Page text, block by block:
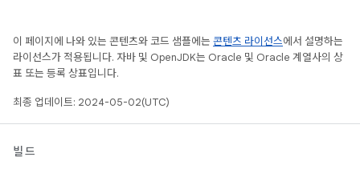
이 페이지에 나와 있는 콘텐츠와 코드 샘플에는 콘텐츠 라이선스에서 설명하는
라이선스가 적용됩니다. 자바 및 OpenJDK는 Oracle 및 Oracle 계열사의 상
표 또는 등록 상표입니다.
최종 업데이트: 2024-05-02(UTC)
빌드